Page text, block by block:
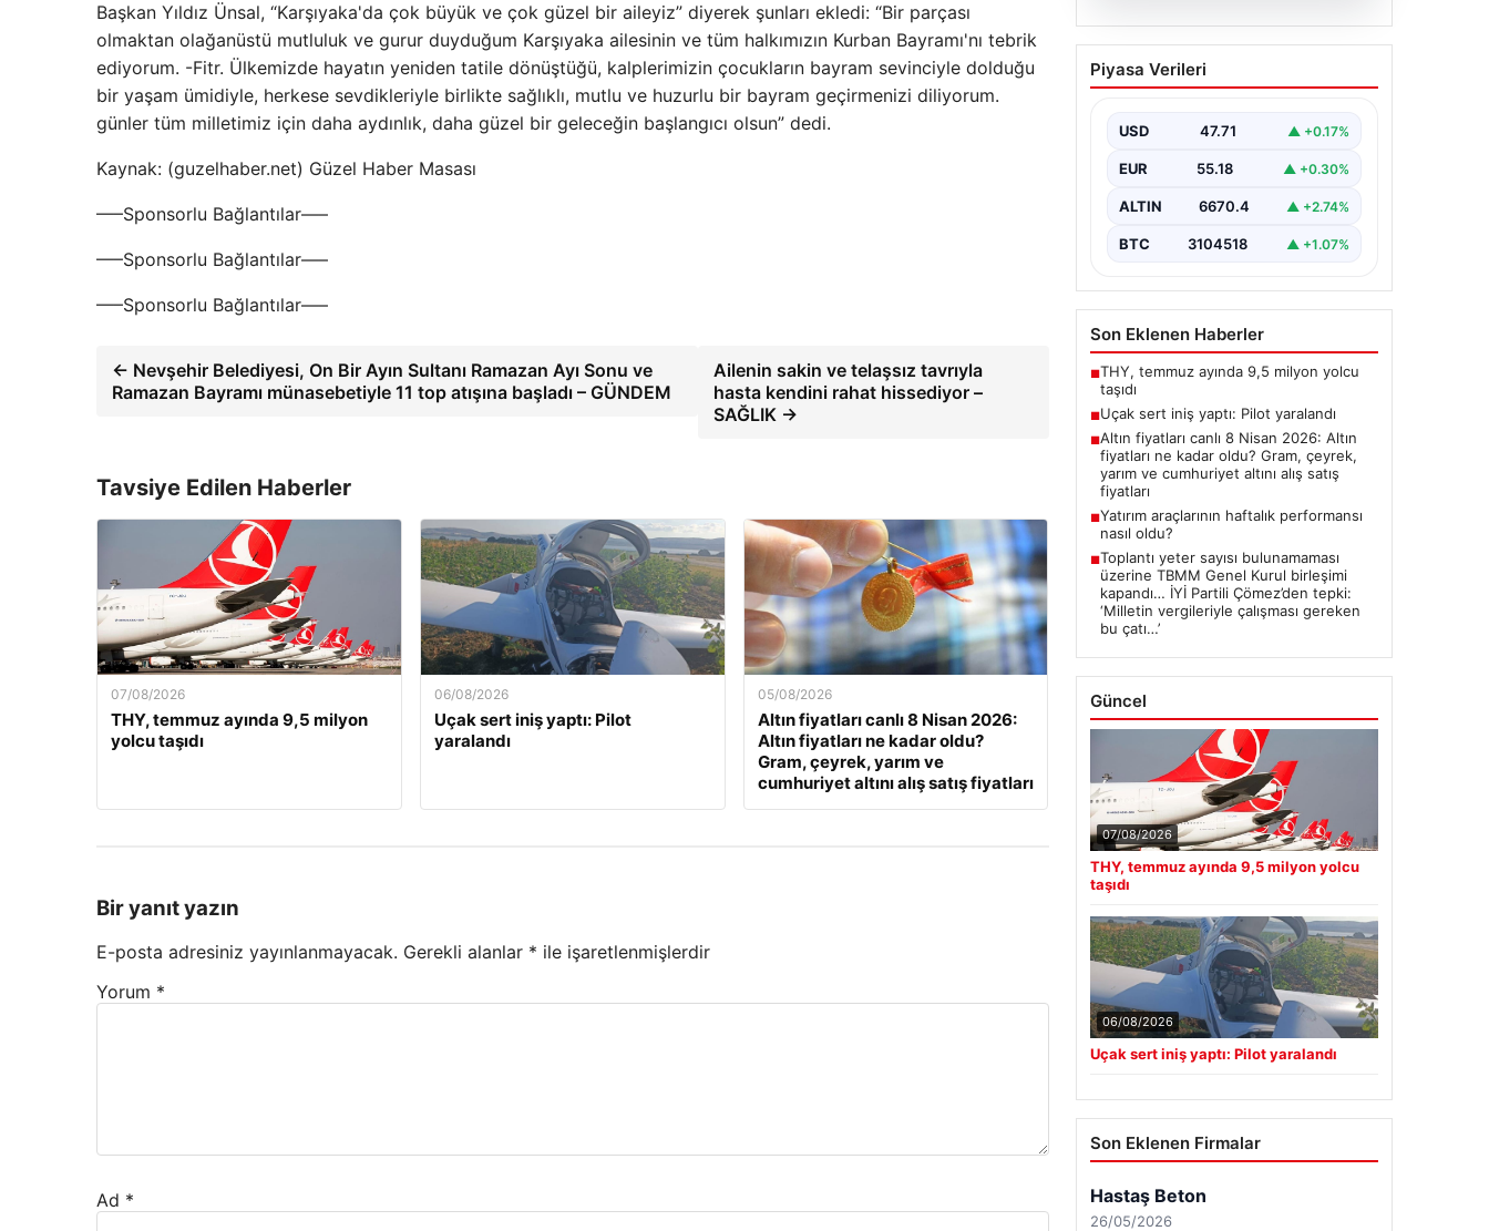
Başkan Yıldız Ünsal, “Karşıyaka'da çok büyük ve çok güzel bir aileyiz” diyerek şunları ekledi: “Bir parçası
olmaktan olağanüstü mutluluk ve gurur duyduğum Karşıyaka ailesinin ve tüm halkımızın Kurban Bayramı'nı tebrik
ediyorum. -Fitr. Ülkemizde hayatın yeniden tatile dönüştüğü, kalplerimizin çocukların bayram sevinciyle dolduğu
bir yaşam ümidiyle, herkese sevdikleriyle birlikte sağlıklı, mutlu ve huzurlu bir bayram geçirmenizi diliyorum.
günler tüm milletimiz için daha aydınlık, daha güzel bir geleceğin başlangıcı olsun” dedi.
Kaynak: (guzelhaber.net) Güzel Haber Masası
—–Sponsorlu Bağlantılar—–
—–Sponsorlu Bağlantılar—–
—–Sponsorlu Bağlantılar—–
← Nevşehir Belediyesi, On Bir Ayın Sultanı Ramazan Ayı Sonu ve
Ramazan Bayramı münasebetiyle 11 top atışına başladı – GÜNDEM
Ailenin sakin ve telaşsız tavrıyla
hasta kendini rahat hissediyor –
SAĞLIK →
Tavsiye Edilen Haberler
07/08/2026
THY, temmuz ayında 9,5 milyon
yolcu taşıdı
06/08/2026
Uçak sert iniş yaptı: Pilot
yaralandı
05/08/2026
Altın fiyatları canlı 8 Nisan 2026:
Altın fiyatları ne kadar oldu?
Gram, çeyrek, yarım ve
cumhuriyet altını alış satış fiyatları
Bir yanıt yazın
E-posta adresiniz yayınlanmayacak. Gerekli alanlar * ile işaretlenmişlerdir
Yorum *
Ad *
06.08.2026
Uçak sert iniş yaptı:
Pilot yaralandı
Piyasa Verileri
USD 47.71 ▲ +0.17%
EUR 55.18 ▲ +0.30%
ALTIN 6670.4 ▲ +2.74%
BTC 3104518 ▲ +1.07%
Son Eklenen Haberler
■THY, temmuz ayında 9,5 milyon yolcu
taşıdı
■Uçak sert iniş yaptı: Pilot yaralandı
■Altın fiyatları canlı 8 Nisan 2026: Altın
fiyatları ne kadar oldu? Gram, çeyrek,
yarım ve cumhuriyet altını alış satış
fiyatları
■Yatırım araçlarının haftalık performansı
nasıl oldu?
■Toplantı yeter sayısı bulunamaması
üzerine TBMM Genel Kurul birleşimi
kapandı… İYİ Partili Çömez’den tepki:
‘Milletin vergileriyle çalışması gereken
bu çatı…’
Güncel
07/08/2026
THY, temmuz ayında 9,5 milyon yolcu
taşıdı
06/08/2026
Uçak sert iniş yaptı: Pilot yaralandı
Son Eklenen Firmalar
Hastaş Beton
26/05/2026